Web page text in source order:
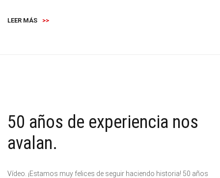
LEER MÁS >>
50 años de experiencia nos
avalan.
Vídeo. ¡Estamos muy felices de seguir haciendo historia! 50 años